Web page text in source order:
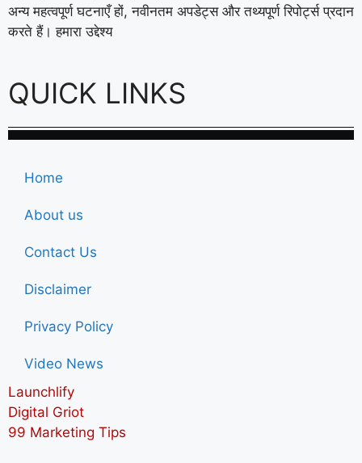
अन्य महत्वपूर्ण घटनाएँ हों, नवीनतम अपडेट्स और तथ्यपूर्ण रिपोर्ट्स प्रदान
करते हैं। हमारा उद्देश्य
QUICK LINKS
Home
About us
Contact Us
Disclaimer
Privacy Policy
Video News
Launchlify
Digital Griot
99 Marketing Tips